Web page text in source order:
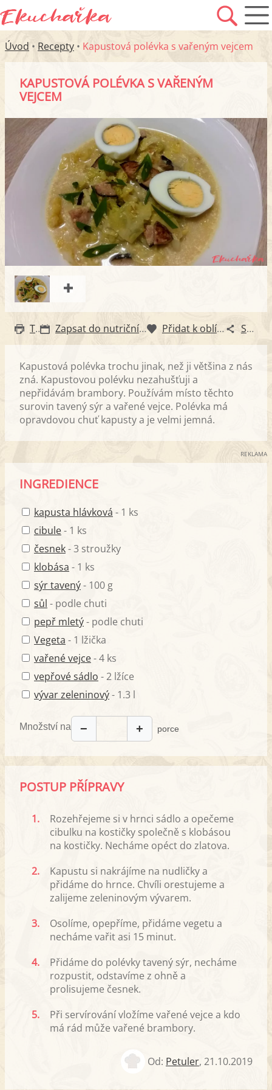
Úvod • Recepty • Kapustová polévka s vařeným vejcem
KAPUSTOVÁ POLÉVKA S VAŘENÝM
VEJCEM
Tisk Zapsat do nutričního diáře Přidat k oblíbeným Sdílet
Kapustová polévka trochu jinak, než ji většina z nás
zná. Kapustovou polévku nezahušťuji a
nepřidávám brambory. Používám místo těchto
surovin tavený sýr a vařené vejce. Polévka má
opravdovou chuť kapusty a je velmi jemná.
REKLAMA
INGREDIENCE
kapusta hlávková - 1 ks
cibule- 1 ks
česnek- 3 stroužky
klobása - 1 ks
sýr tavený- 100 g
sůl - podle chuti
pepř mletý- podle chuti
Vegeta - 1 lžička
vařené vejce- 4 ks
vepřové sádlo - 2 lžíce
vývar zeleninový- 1.3 l
Množství na − + porce
POSTUP PŘÍPRAVY
1.
Rozehřejeme si v hrnci sádlo a opečeme
cibulku na kostičky společně s klobásou
na kostičky. Necháme opéct do zlatova.
2.
Kapustu si nakrájíme na nudličky a
přidáme do hrnce. Chvíli orestujeme a
zalijeme zeleninovým vývarem.
3.
Osolíme, opepříme, přidáme vegetu a
necháme vařit asi 15 minut.
4.
Přidáme do polévky tavený sýr, necháme
rozpustit, odstavíme z ohně a
prolisujeme česnek.
5.
Při servírování vložíme vařené vejce a kdo
má rád může vařené brambory.
Od: Petuler, 21.10.2019